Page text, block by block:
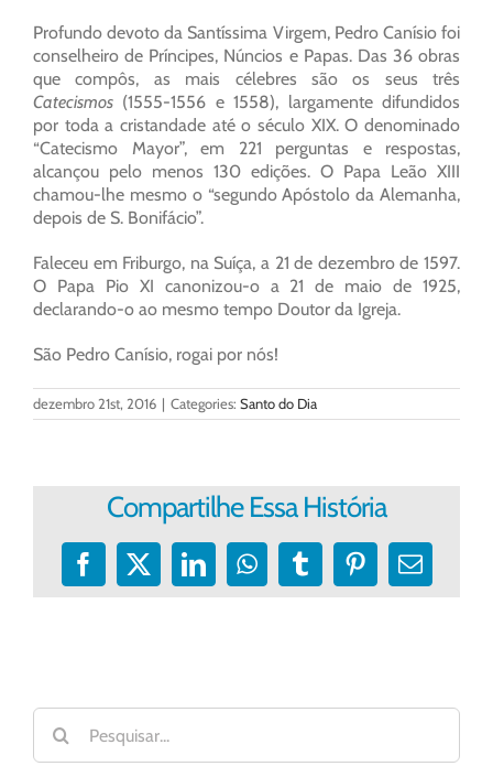
Profundo devoto da Santíssima Virgem, Pedro Canísio foi
conselheiro de Príncipes, Núncios e Papas. Das 36 obras
que compôs, as mais célebres são os seus três
Catecismos (1555-1556 e 1558), largamente difundidos
por toda a cristandade até o século XIX. O denominado
“Catecismo Mayor”, em 221 perguntas e respostas,
alcançou pelo menos 130 edições. O Papa Leão XIII
chamou-lhe mesmo o “segundo Apóstolo da Alemanha,
depois de S. Bonifácio”.
Faleceu em Friburgo, na Suíça, a 21 de dezembro de 1597.
O Papa Pio XI canonizou-o a 21 de maio de 1925,
declarando-o ao mesmo tempo Doutor da Igreja.
São Pedro Canísio, rogai por nós!
dezembro 21st, 2016 | Categories: Santo do Dia
Compartilhe Essa História
Facebook
X LinkedInWhatsApp
TumblrPinterest
E-
Buscar
resultados
para: